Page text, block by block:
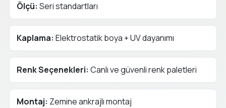
Ölçü: Seri standartları
Kaplama: Elektrostatik boya + UV dayanımı
Renk Seçenekleri: Canlı ve güvenli renk paletleri
Montaj: Zemine ankrajlı montaj